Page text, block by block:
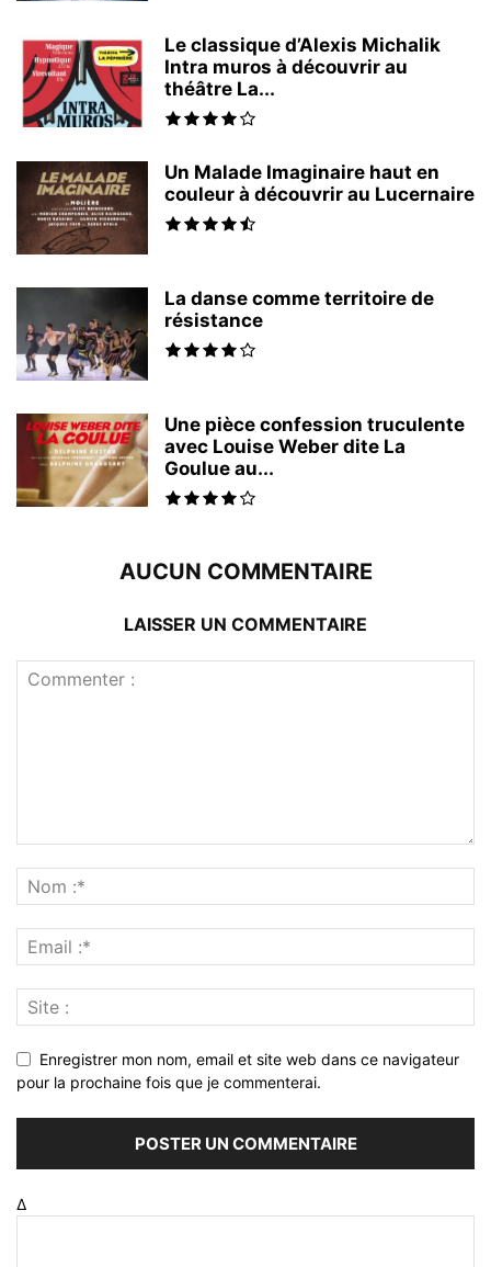
Le classique d’Alexis Michalik
Intra muros à découvrir au
théâtre La...
Un Malade Imaginaire haut en
couleur à découvrir au Lucernaire
La danse comme territoire de
résistance
Une pièce confession truculente
avec Louise Weber dite La
Goulue au...
AUCUN COMMENTAIRE
LAISSER UN COMMENTAIRE
Enregistrer mon nom, email et site web dans ce navigateur
pour la prochaine fois que je commenterai.
Δ